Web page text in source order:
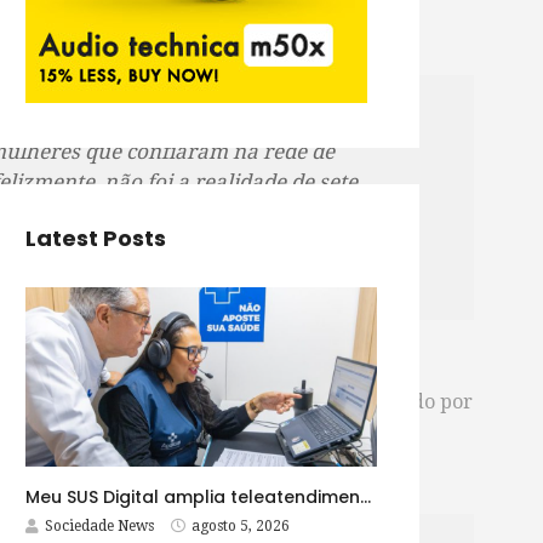
que confiaram na rede de
não foi a realidade de sete
o que mostra que ainda temos
de recomeço”, observa.
de 135 mulheres são assassinadas no mundo por
verbal.
Latest Posts
Meu SUS Digital amplia teleatendimentos para pessoas com problemas com jogos e apostas
Sociedade News agosto 5, 2026